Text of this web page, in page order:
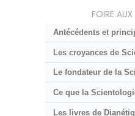
FOIRE
Antécédents et
Les croyances de
Le fondateur de la
Ce que la
Les livres de